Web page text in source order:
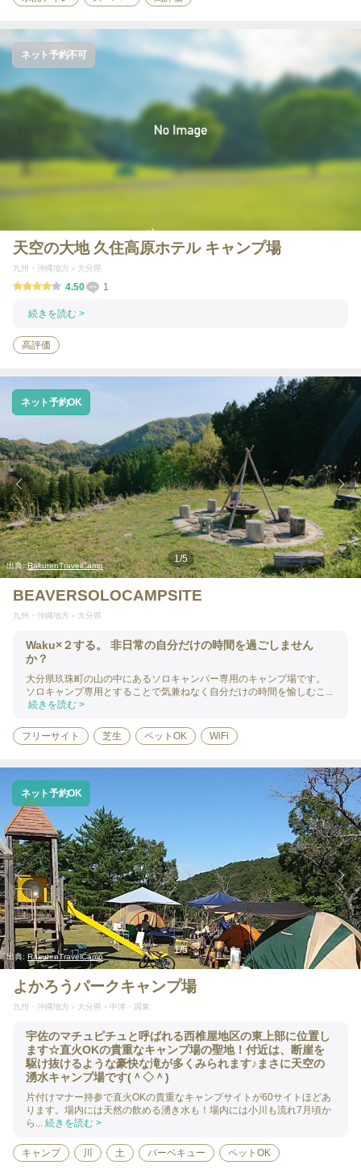
ネット予約不可
天空の大地 久住高原ホテル キャンプ場
九州・沖縄地方 大分県
4.50 1
続きを読む >
高評価
出典:RakutenTravelCamp
1/5
ネット予約OK
BEAVERSOLOCAMPSITE
九州・沖縄地方 大分県
Waku×２する。 非日常の自分だけの時間を過ごしません
か？
大分県玖珠町の山の中にあるソロキャンパー専用のキャンプ場です。
ソロキャンプ専用とすることで気兼ねなく自分だけの時間を愉しむこ...
続きを読む >
フリーサイト 芝生 ペットOK WiFi
出典: RakutenTravelCamp
1/5
ネット予約OK
よかろうパークキャンプ場
九州・沖縄地方 大分県 中津・国東
宇佐のマチュピチュと呼ばれる西椎屋地区の東上部に位置し
ます☆直火OKの貴重なキャンプ場の聖地！付近は、断崖を
駆け抜けるような豪快な滝が多くみられます♪まさに天空の
湧水キャンプ場です(＾◇＾)
片付けマナー持参で直火OKの貴重なキャンプサイトが60サイトほどあ
ります。場内には天然の飲める湧き水も！場内には小川も流れ7月頃か
ら... 続きを読む >
キャンプ 川 土 バーベキュー ペットOK